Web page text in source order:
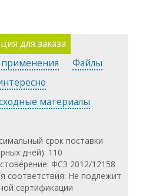
роль back-up
лабораториях.
клоттинговые,
тесты.
высокого качества,
течение многих лет даже в
и надежный
концепции Silent
надежную работу изо
лет.
для заказа
Файлы
материалы
срок поставки
дней): 110
ФСЗ 2012/12158
соответствия: Не подлежит
сертификации